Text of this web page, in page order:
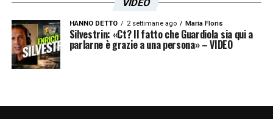
VIDEO
HANNO DETTO 2 settimane ago Maria Floris
Silvestrin: «Ct? Il fatto che Guardiola sia qui a
parlarne è grazie a una persona» – VIDEO